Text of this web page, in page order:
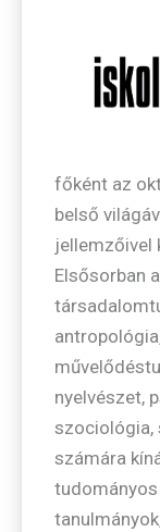
főként az
belső
jellemzőivel
Elsősorban
nyelvészet,
szociológia,
számára